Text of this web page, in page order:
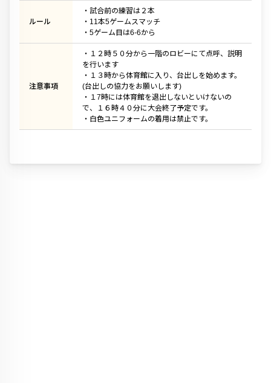
ルール
・試合前の練習は２本
・11本5ゲームスマッチ
・5ゲーム目は6-6から
注意事項
・１２時５０分から一階のロビーにて点呼、説明
を行います
・１３時から体育館に入り、台出しを始めます。
(台出しの協力をお願いします)
・１7時には体育館を退出しないといけないの
で、１６時４０分に大会終了予定です。
・白色ユニフォームの着用は禁止です。